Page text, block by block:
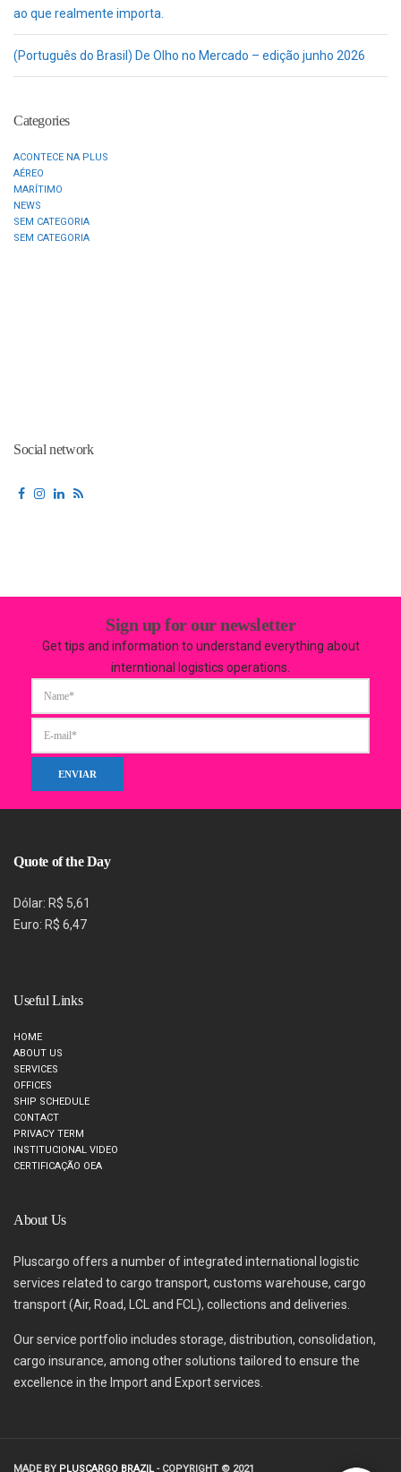
ao que realmente importa.
(Português do Brasil) De Olho no Mercado – edição junho 2026
Categories
ACONTECE NA PLUS
AÉREO
MARÍTIMO
NEWS
SEM CATEGORIA
SEM CATEGORIA
Social network
Sign up for our newsletter
Get tips and information to understand everything about
interntional logistics operations.
Quote of the Day
Dólar: R$ 5,61
Euro: R$ 6,47
Useful Links
HOME
ABOUT US
SERVICES
OFFICES
SHIP SCHEDULE
CONTACT
PRIVACY TERM
INSTITUCIONAL VIDEO
CERTIFICAÇÃO OEA
About Us
Pluscargo offers a number of integrated international logistic
services related to cargo transport, customs warehouse, cargo
transport (Air, Road, LCL and FCL), collections and deliveries.
Our service portfolio includes storage, distribution, consolidation,
cargo insurance, among other solutions tailored to ensure the
excellence in the Import and Export services.
MADE BY PLUSCARGO BRAZIL - COPYRIGHT © 2021